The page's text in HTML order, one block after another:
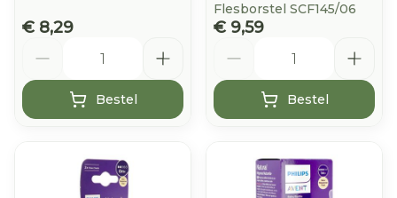
€ 8,29
Bestel
Flesborstel SCF145/06
€ 9,59
Bestel